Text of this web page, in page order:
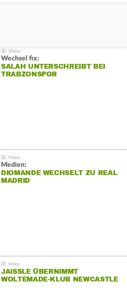
Wechsel fix:
SALAH UNTERSCHREIBT BEI
TRABZONSPOR
Medien:
DIOMANDE WECHSELT ZU REAL
MADRID
JAISSLE ÜBERNIMMT
WOLTEMADE-KLUB NEWCASTLE